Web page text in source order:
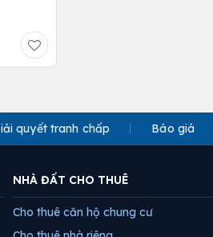
quyết tranh chấp Báo giá
NHÀ ĐẤT CHO THUÊ
Cho thuê căn hộ chung cư